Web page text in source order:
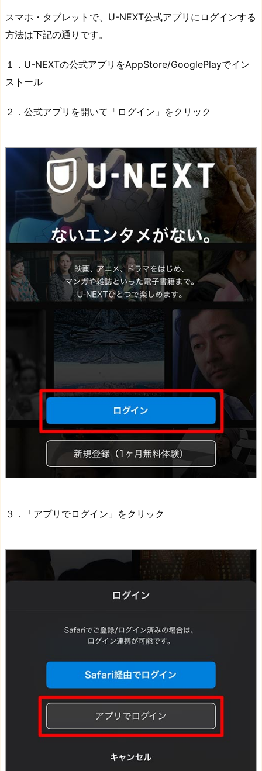
スマホ・タブレットで、U-NEXT公式アプリにログインする
方法は下記の通りです。
１．U-NEXTの公式アプリをAppStore/GooglePlayでイン
ストール
２．公式アプリを開いて「ログイン」をクリック
３．「アプリでログイン」をクリック